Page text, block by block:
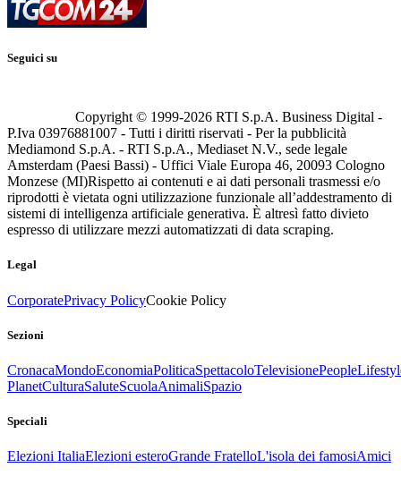
Seguici su
Copyright © 1999-2026 RTI S.p.A. Business Digital -
P.Iva 03976881007 - Tutti i diritti riservati - Per la pubblicità
Mediamond S.p.A. - RTI S.p.A., Mediaset N.V., sede legale
Amsterdam (Paesi Bassi) - Uffici Viale Europa 46, 20093 Cologno
Monzese (MI)Rispetto ai contenuti e ai dati personali trasmessi e/o
riprodotti è vietata ogni utilizzazione funzionale all’addestramento di
sistemi di intelligenza artificiale generativa. È altresì fatto divieto
espresso di utilizzare mezzi automatizzati di data scraping.
Legal
CorporatePrivacy PolicyCookie Policy
Sezioni
CronacaMondoEconomiaPoliticaSpettacoloTelevisionePeople
PlanetCulturaSaluteScuolaAnimaliSpazio
Speciali
Elezioni ItaliaElezioni esteroGrande FratelloL'isola dei famosiAmici